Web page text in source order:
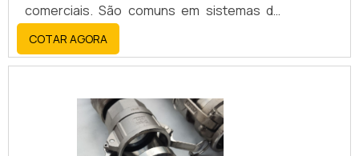
comerciais. São comuns em sistemas de
aquecimento, transporte de combustível,
proteção de cabos elétricos, e até em
áreas como a indústria alimentícia e
COTAR AGORA